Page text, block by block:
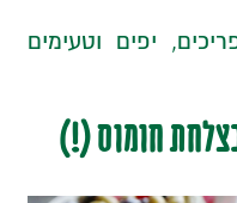
יפים וטעימים
חומוס (!)